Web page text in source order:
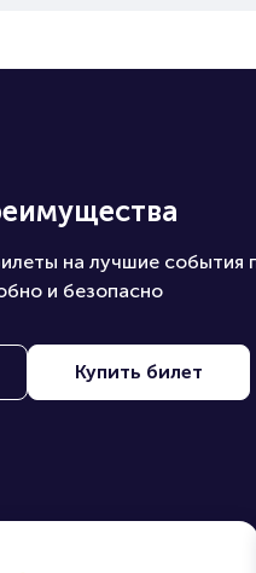
на лучшие события
и безопасно
Купить билет